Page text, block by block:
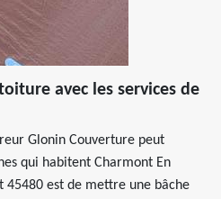
avec les services de
Glonin Couverture peut
qui habitent Charmont En
45480 est de mettre une bâche